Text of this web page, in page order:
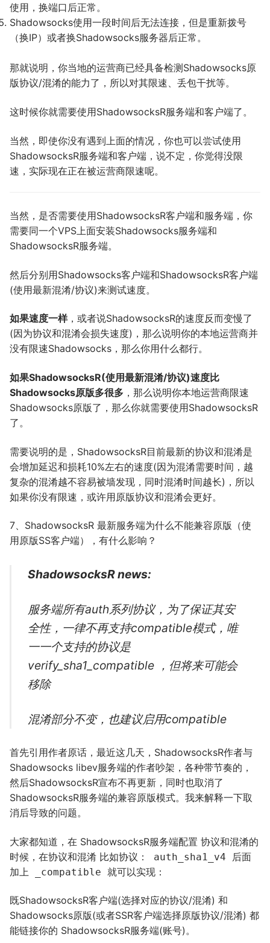
使用，换端口后正常。
Shadowsocks使用一段时间后无法连接，但是重新拨号
（换IP）或者换Shadowsocks服务器后正常。
那就说明，你当地的运营商已经具备检测Shadowsocks原
版协议/混淆的能力了，所以对其限速、丢包干扰等。
这时候你就需要使用ShadowsocksR服务端和客户端了。
当然，即使你没有遇到上面的情况，你也可以尝试使用
ShadowsocksR服务端和客户端，说不定，你觉得没限
速，实际现在正在被运营商限速呢。
当然，是否需要使用ShadowsocksR客户端和服务端，你
需要同一个VPS上面安装Shadowsocks服务端和
ShadowsocksR服务端。
然后分别用Shadowsocks客户端和ShadowsocksR客户端
(使用最新混淆/协议)来测试速度。
如果速度一样，或者说ShadowsocksR的速度反而变慢了
(因为协议和混淆会损失速度)，那么说明你的本地运营商并
没有限速Shadowsocks，那么你用什么都行。
如果ShadowsocksR(使用最新混淆/协议)速度比
Shadowsocks原版多很多 ，那么说明你本地运营商限速
Shadowsocks原版了，那么你就需要使用ShadowsocksR
了。
需要说明的是，ShadowsocksR目前最新的协议和混淆是
会增加延迟和损耗10%左右的速度(因为混淆需要时间，越
复杂的混淆越不容易被墙发现，同时混淆时间越长)，所以
如果你没有限速，或许用原版协议和混淆会更好。
7、ShadowsocksR 最新服务端为什么不能兼容原版（使
用原版SS客户端），有什么影响？
ShadowsocksR news:
服务端所有auth系列协议，为了保证其安
全性，一律不再支持compatible模式，唯
一一个支持的协议是
verify_sha1_compatible ，但将来可能会
移除
混淆部分不变，也建议启用compatible
首先引用作者原话，最近这几天，ShadowsocksR作者与
Shadowsocks libev服务端的作者吵架，各种带节奏的，
然后ShadowsocksR宣布不再更新，同时也取消了
ShadowsocksR服务端的兼容原版模式。我来解释一下取
消后导致的问题。
大家都知道，在 ShadowsocksR服务端配置 协议和混淆的
时候，在协议和混淆 比如协议：
auth_sha1_v4
后面
加上
_compatible 就可以实现：
既ShadowsocksR客户端(选择对应的协议/混淆) 和
Shadowsocks原版(或者SSR客户端选择原版协议/混淆) 都
能链接你的 ShadowsocksR服务端(账号)。